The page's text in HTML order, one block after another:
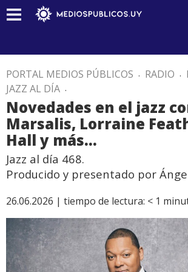
PORTAL MEDIOS PÚBLICOS . RADIO .
JAZZ AL DÍA .
Novedades en el jazz
Marsalis, Lorraine
Hall y más…
Jazz al día 468.
Producido y presentado por
26.06.2026 | tiempo de lectura: < 1